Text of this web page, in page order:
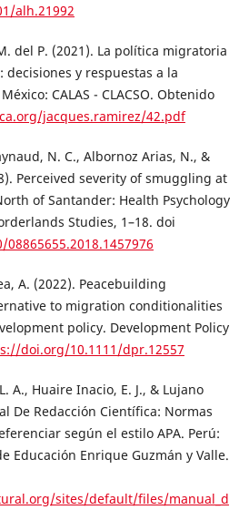
alh.21992
del P. (2021). La política migratoria
decisiones y respuestas a la
CALAS - CLACSO. Obtenido
jacques.ramirez/42.pdf
N. C., Albornoz Arias, N., &
Perceived severity of smuggling at
of Santander: Health Psychology
Studies, 1–18. doi
A. (2022). Peacebuilding
to migration conditionalities
policy. Development Policy
doi.org/10.1111/dpr.12557
A., Huaire Inacio, E. J., & Lujano
De Redacción Científica: Normas
según el estilo APA. Perú:
Educación Enrique Guzmán y Valle.
sites/default/files/manual_d